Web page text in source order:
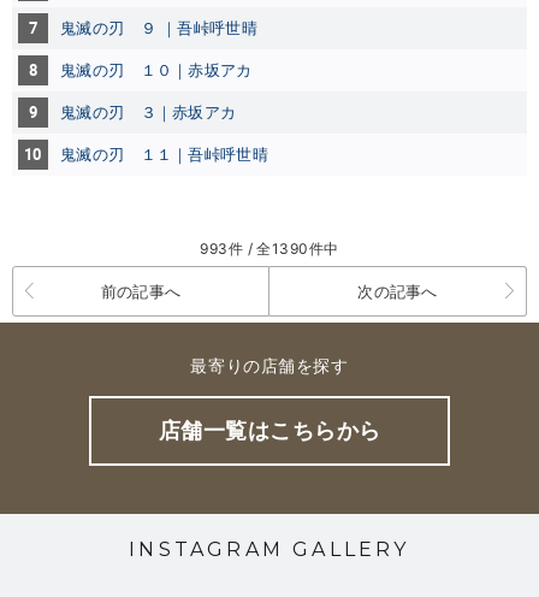
7 鬼滅の刃 ９ ｜吾峠呼世晴
8 鬼滅の刃 １０｜赤坂アカ
9 鬼滅の刃 ３｜赤坂アカ
10 鬼滅の刃 １１｜吾峠呼世晴
993件 / 全1390件中
前の記事へ 次の記事へ
最寄りの店舗を探す
店舗一覧はこちらから
INSTAGRAM GALLERY